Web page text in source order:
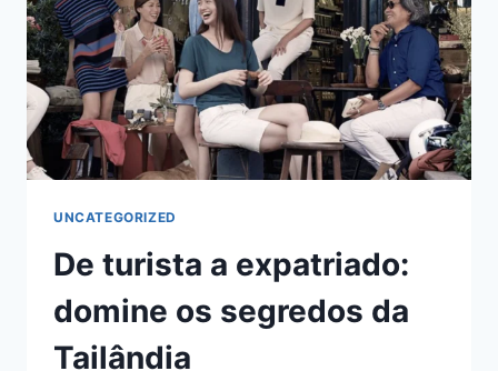
A
SUA
MUDANÇA
UNCATEGORIZED
De turista a expatriado:
domine os segredos da
Tailândia